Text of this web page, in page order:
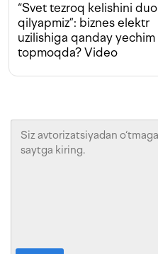
“Svet tezroq kelishini duo
qilyapmiz”: biznes elektr
uzilishiga qanday yechim
topmoqda? Video